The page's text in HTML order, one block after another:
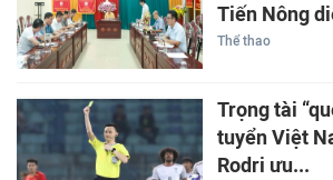
Tiến Nông
Thể thao
Trọng tài
tuyển Việt
Rodri ưu...